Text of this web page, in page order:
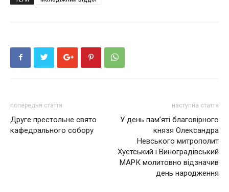
новомуновому у
попередня стаття
Друге престольне свято
кафедрального собору
наступна стаття
У день пам’яті благовірного
князя Олександра
Невського митрополит
Хустський і Виноградівський
МАРК молитовно відзначив
день народження